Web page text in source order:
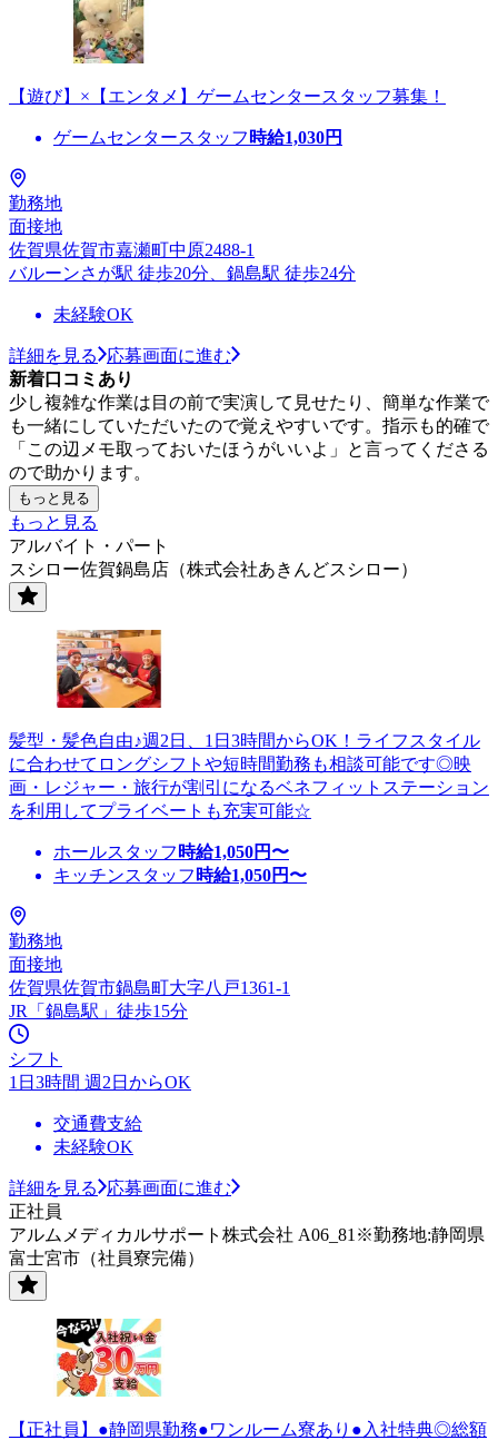
【遊び】×【エンタメ】ゲームセンタースタッフ募集！
ゲームセンタースタッフ 時給1,030円
勤務地
面接地
佐賀県佐賀市嘉瀬町中原2488-1
バルーンさが駅 徒歩20分、鍋島駅 徒歩24分
未経験OK
詳細を見る
応募画面に進む
新着口コミあり
少し複雑な作業は目の前で実演して見せたり、簡単な作業で
も一緒にしていただいたので覚えやすいです。指示も的確で
「この辺メモ取っておいたほうがいいよ」と言ってくださる
ので助かります。
もっと見る
もっと見る
アルバイト・パート
スシロー佐賀鍋島店（株式会社あきんどスシロー）
髪型・髪色自由♪週2日、1日3時間からOK！ライフスタイル
に合わせてロングシフトや短時間勤務も相談可能です◎映
画・レジャー・旅行が割引になるベネフィットステーション
を利用してプライベートも充実可能☆
ホールスタッフ 時給1,050円〜
キッチンスタッフ 時給1,050円〜
勤務地
面接地
佐賀県佐賀市鍋島町大字八戸1361-1
JR「鍋島駅」徒歩15分
シフト
1日3時間 週2日からOK
交通費支給
未経験OK
詳細を見る
応募画面に進む
正社員
アルムメディカルサポート株式会社 A06_81※勤務地:静岡県
富士宮市（社員寮完備）
【正社員】●静岡県勤務●ワンルーム寮あり●入社特典◎総額